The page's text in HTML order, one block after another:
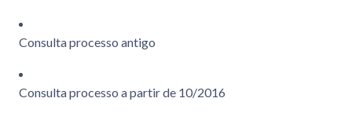
Consulta processo antigo
Consulta processo a partir de 10/2016